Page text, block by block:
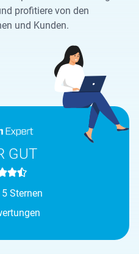
profitiere von den
und Kunden.
GUT
Sternen